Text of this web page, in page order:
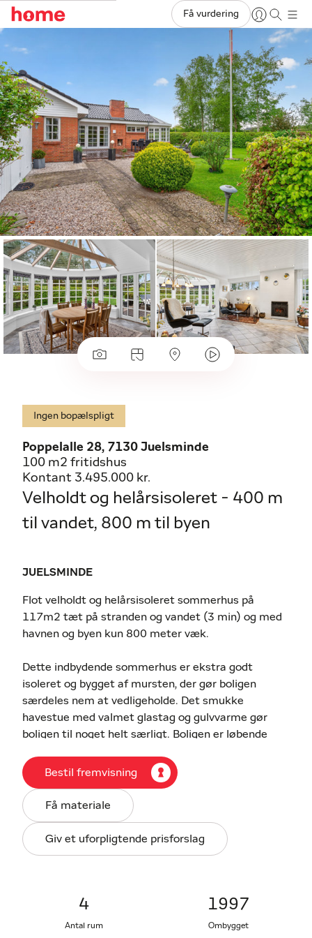
Få vurdering
Ingen bopælspligt
Poppelalle 28, 7130 Juelsminde
100 m2 fritidshus
Kontant 3.495.000 kr.
Velholdt og helårsisoleret - 400 m
til vandet, 800 m til byen
JUELSMINDE
Flot velholdt og helårsisoleret sommerhus på
117m2 tæt på stranden og vandet (3 min) og med
havnen og byen kun 800 meter væk.
Dette indbydende sommerhus er ekstra godt
isoleret og bygget af mursten, der gør boligen
særdeles nem at vedligeholde. Det smukke
havestue med valmet glastag og gulvvarme gør
boligen til noget helt særligt. Boligen er løbende
fleste vinduer i 2005/2023. Der er gulvvarme i det
meste af boligen og der er installeret varmepumper
for et bedre indeklima og lavere energiforbrug.
Grunden er anlagt med nogle gode store nye
træterrasser –den ene med udendørs pejs, således
Bestil fremvisning
Få materiale
Giv et uforpligtende prisforslag
4
Antal rum
1997
Ombygget